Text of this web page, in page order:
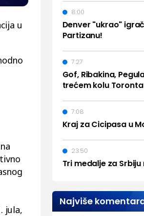
u
jula,
Denver "ukrao"
Partizanu!
8:00
Gof, Ribakina,
trećem kolu Toronta
7:27
Kraj za Cicipasa u
7:08
Tri medalje za Srbiju
23:50
Najviše